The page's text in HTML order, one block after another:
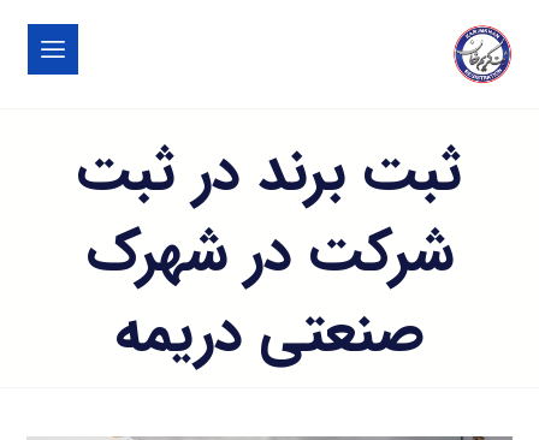
ثبت برند در ثبت
شرکت در شهرک
صنعتی دريمه